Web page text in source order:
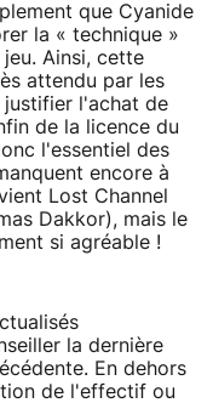
que Cyanide
la « technique »
Ainsi, cette
attendu par les
justifier l'achat de
de la licence du
l'essentiel des
encore à
Lost Channel
Dakkor), mais le
si agréable !
la dernière
En dehors
de l'effectif ou